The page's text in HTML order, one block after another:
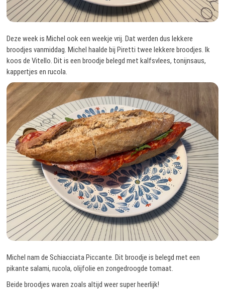
Deze week is Michel ook een weekje vrij. Dat werden dus lekkere
broodjes vanmiddag. Michel haalde bij Piretti twee lekkere broodjes. Ik
koos de Vitello. Dit is een broodje belegd met kalfsvlees, tonijnsaus,
kappertjes en rucola.
Michel nam de Schiacciata Piccante. Dit broodje is belegd met een
pikante salami, rucola, olijfolie en zongedroogde tomaat.
Beide broodjes waren zoals altijd weer super heerlijk!